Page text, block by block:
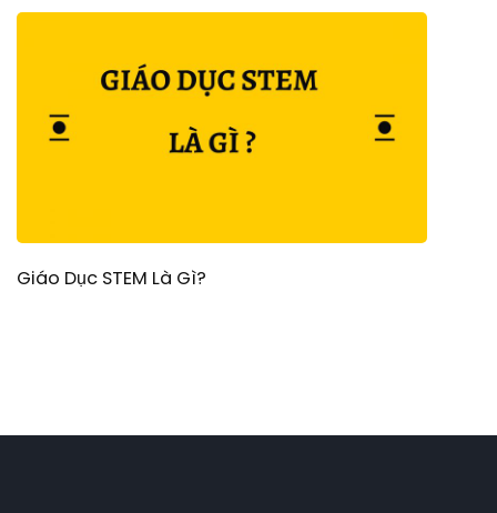
Giáo Dục STEM Là Gì?